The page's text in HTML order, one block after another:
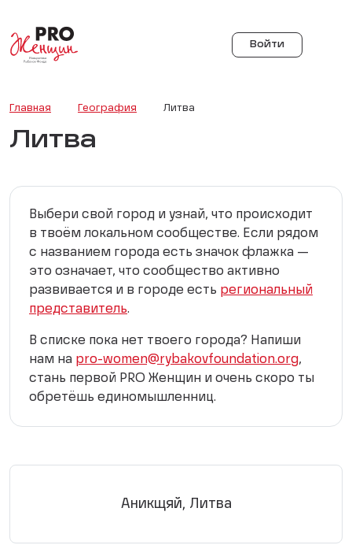
Войти
Главная География Литва
Литва
Выбери свой город и узнай, что происходит
в твоём локальном сообществе. Если рядом
с названием города есть значок флажка —
это означает, что сообщество активно
развивается и в городе есть региональный
представитель.
В списке пока нет твоего города? Напиши
нам на pro-women@rybakovfoundation.org,
стань первой PRO Женщин и очень скоро ты
обретёшь единомышленниц.
Аникщяй, Литва